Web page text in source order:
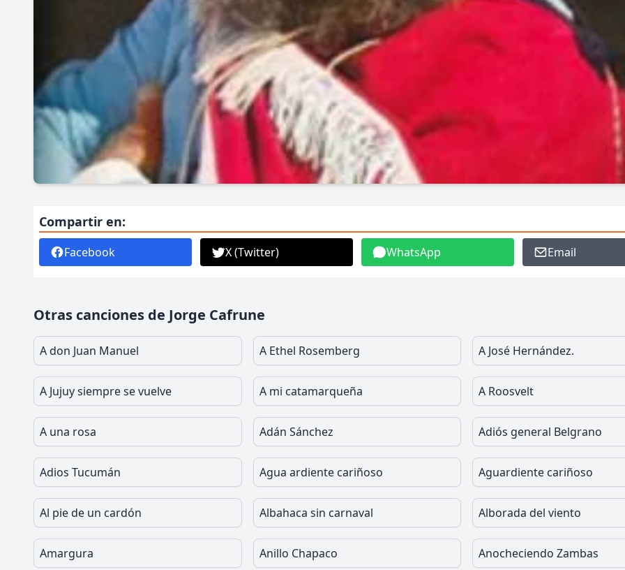
Compartir en:
Facebook X (Twitter) WhatsApp Email
Otras canciones de Jorge Cafrune
A don Juan Manuel A Ethel Rosemberg A José Hernández.
A Jujuy siempre se vuelve A mi catamarqueña A Roosvelt
A una rosa Adán Sánchez Adiós general Belgrano
Adios Tucumán Agua ardiente cariñoso Aguardiente cariñoso
Al pie de un cardón Albahaca sin carnaval Alborada del viento
Amargura Anillo Chapaco Anocheciendo Zambas